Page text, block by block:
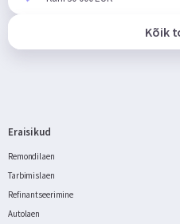
Kõik
Eraisikud
Remondilaen
Tarbimislaen
Refinantseerimine
Autolaen